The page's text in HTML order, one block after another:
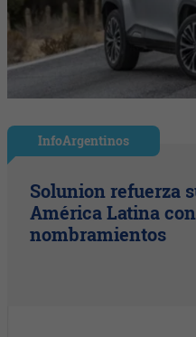
InfoArgentinos
Solunion refuerza
América Latina
nombramientos